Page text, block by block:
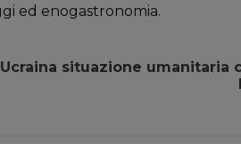
ed enogastronomia.
situazione umanitaria